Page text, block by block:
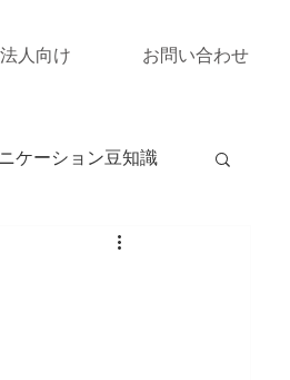
法人向け お問い合わせ
ケーション豆知識